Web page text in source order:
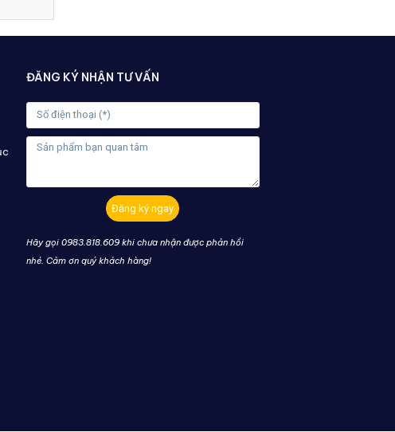
ĐĂNG KÝ NHẬN TƯ VẤN
Đăng ký ngay
Hãy gọi 0983.818.609 khi chưa nhận được phản hồi
nhé. Cảm ơn quý khách hàng!